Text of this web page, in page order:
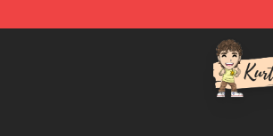
Kurtis Conner Store - Official